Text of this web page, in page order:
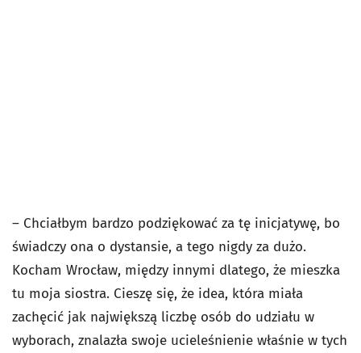
– Chciałbym bardzo podziękować za tę inicjatywę, bo
świadczy ona o dystansie, a tego nigdy za dużo.
Kocham Wrocław, między innymi dlatego, że mieszka
tu moja siostra. Cieszę się, że idea, która miała
zachęcić jak największą liczbę osób do udziału w
wyborach, znalazła swoje ucieleśnienie właśnie w tych